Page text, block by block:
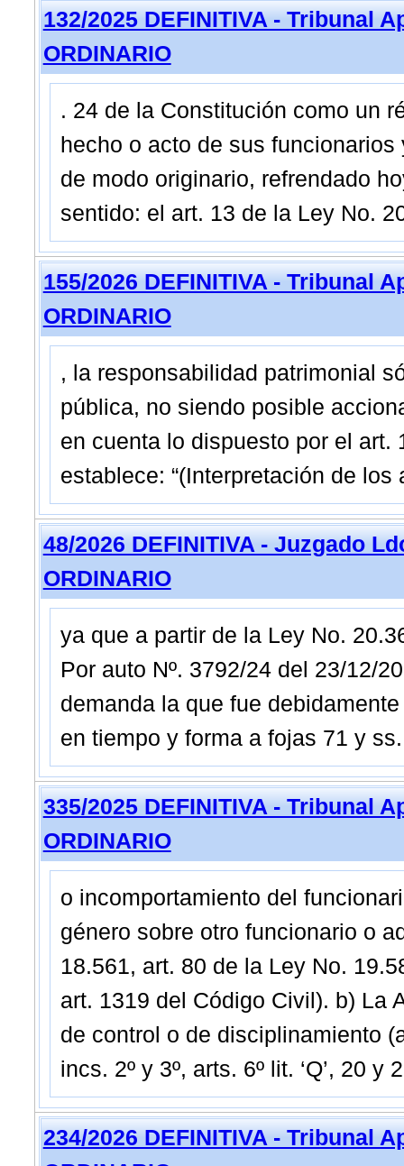
132/2025 DEFINITIVA - Tribunal
ORDINARIO
. 24 de la Constitución como un
hecho o acto de sus
de modo originario, refrendado
sentido: el art. 13 de la Ley No.
155/2026 DEFINITIVA - Tribunal
ORDINARIO
, la responsabilidad patrimonial
pública, no siendo posible
en cuenta lo dispuesto por el art.
establece: “(Interpretación de
48/2026 DEFINITIVA - Juzgado
ORDINARIO
ya que a partir de la Ley No.
Por auto Nº. 3792/24 del 23/12/
demanda la que fue
en tiempo y forma a fojas 71 y
335/2025 DEFINITIVA - Tribunal
ORDINARIO
o incomportamiento del
género sobre otro funcionario o
18.561, art. 80 de la Ley No.
art. 1319 del Código Civil). b) La
de control o de disciplinamiento
incs. 2º y 3º, arts. 6º lit. ‘Q’, 20
234/2026 DEFINITIVA - Tribunal